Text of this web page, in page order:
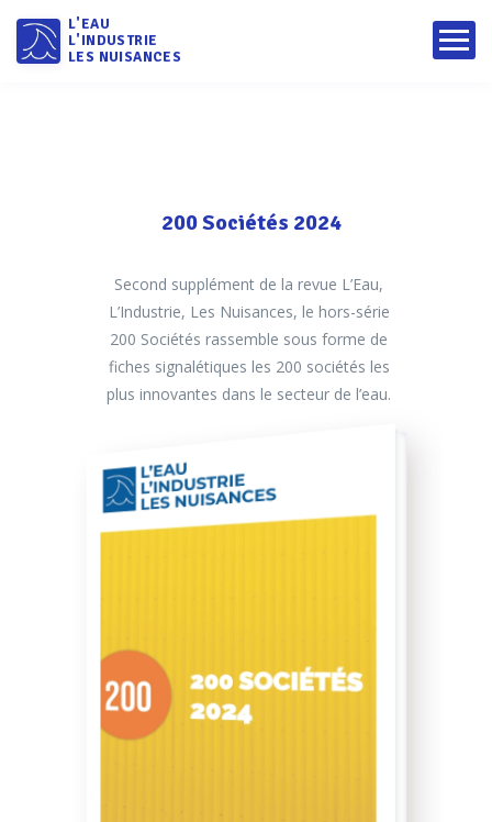
L'EAU
L'INDUSTRIE
LES NUISANCES
200 Sociétés 2024
Second supplément de la revue L’Eau,
L’Industrie, Les Nuisances, le hors-série
200 Sociétés rassemble sous forme de
fiches signalétiques les 200 sociétés les
plus innovantes dans le secteur de l’eau.